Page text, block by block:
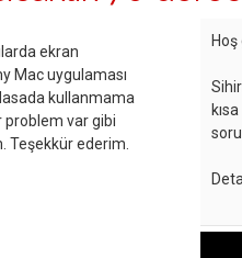
ekran
Mac uygulaması
kullanmama
problem var gibi
Teşekkür ederim.